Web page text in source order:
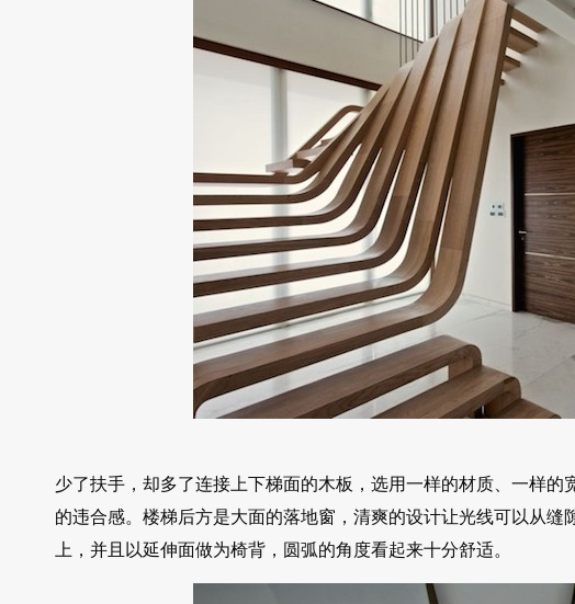
少了扶手，却多了连接上下梯面的木板，选用一样的材质、一样
的违合感。楼梯后方是大面的落地窗，清爽的设计让光线可以从
上，并且以延伸面做为椅背，圆弧的角度看起来十分舒适。